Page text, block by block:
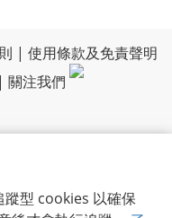
型 cookies 以確保
| 使用條款及免責聲明
| 關注我們